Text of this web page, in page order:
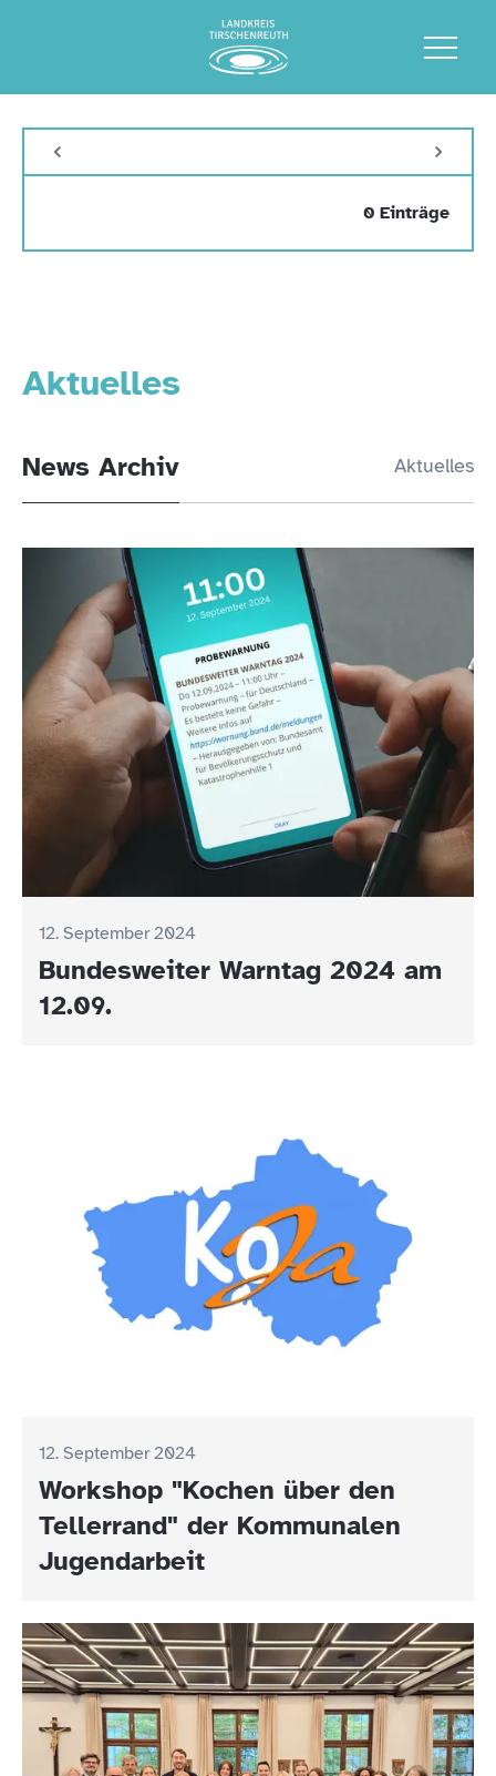
Aktuelles
News Archiv Aktuelles
12. September 2024
Bundesweiter Warntag 2024 am
12.09.
12. September 2024
Workshop "Kochen über den
Tellerrand" der Kommunalen
Jugendarbeit
0 Einträge